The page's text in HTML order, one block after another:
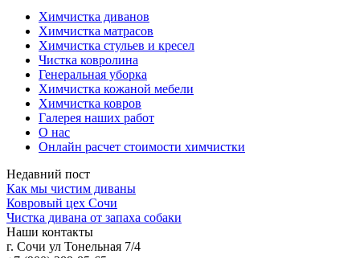
Химчистка диванов
Химчистка матрасов
Химчистка стульев и кресел
Чистка ковролина
Генеральная уборка
Химчистка кожаной мебели
Химчистка ковров
Галерея наших работ
О нас
Онлайн расчет стоимости химчистки
Недавний пост
Как мы чистим диваны
Ковровый цех Сочи
Чистка дивана от запаха собаки
Наши контакты
г. Сочи ул Тонельная 7/4